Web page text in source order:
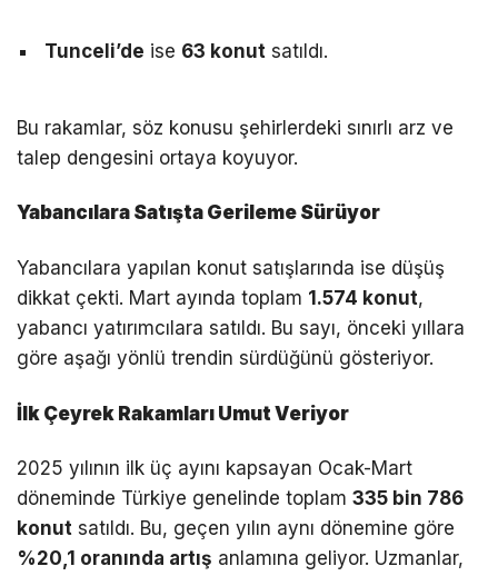
Tunceli’de ise 63 konut satıldı.
Bu rakamlar, söz konusu şehirlerdeki sınırlı arz ve
talep dengesini ortaya koyuyor.
Yabancılara Satışta Gerileme Sürüyor
Yabancılara yapılan konut satışlarında ise düşüş
dikkat çekti. Mart ayında toplam 1.574 konut,
yabancı yatırımcılara satıldı. Bu sayı, önceki yıllara
göre aşağı yönlü trendin sürdüğünü gösteriyor.
İlk Çeyrek Rakamları Umut Veriyor
2025 yılının ilk üç ayını kapsayan Ocak-Mart
döneminde Türkiye genelinde toplam 335 bin 786
konut satıldı. Bu, geçen yılın aynı dönemine göre
%20,1 oranında artış anlamına geliyor. Uzmanlar,